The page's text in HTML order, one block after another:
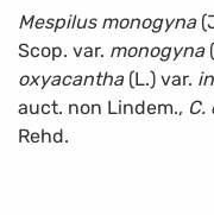
Mespilus monogyna
Scop. var. monogyna
oxyacantha(L.) var.
auct. non Lindem., C.
Rehd.